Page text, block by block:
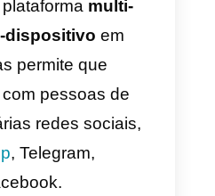
comparecer quando
quando você
isso, você deve
você deve mostrar
cliente e dar-lhe